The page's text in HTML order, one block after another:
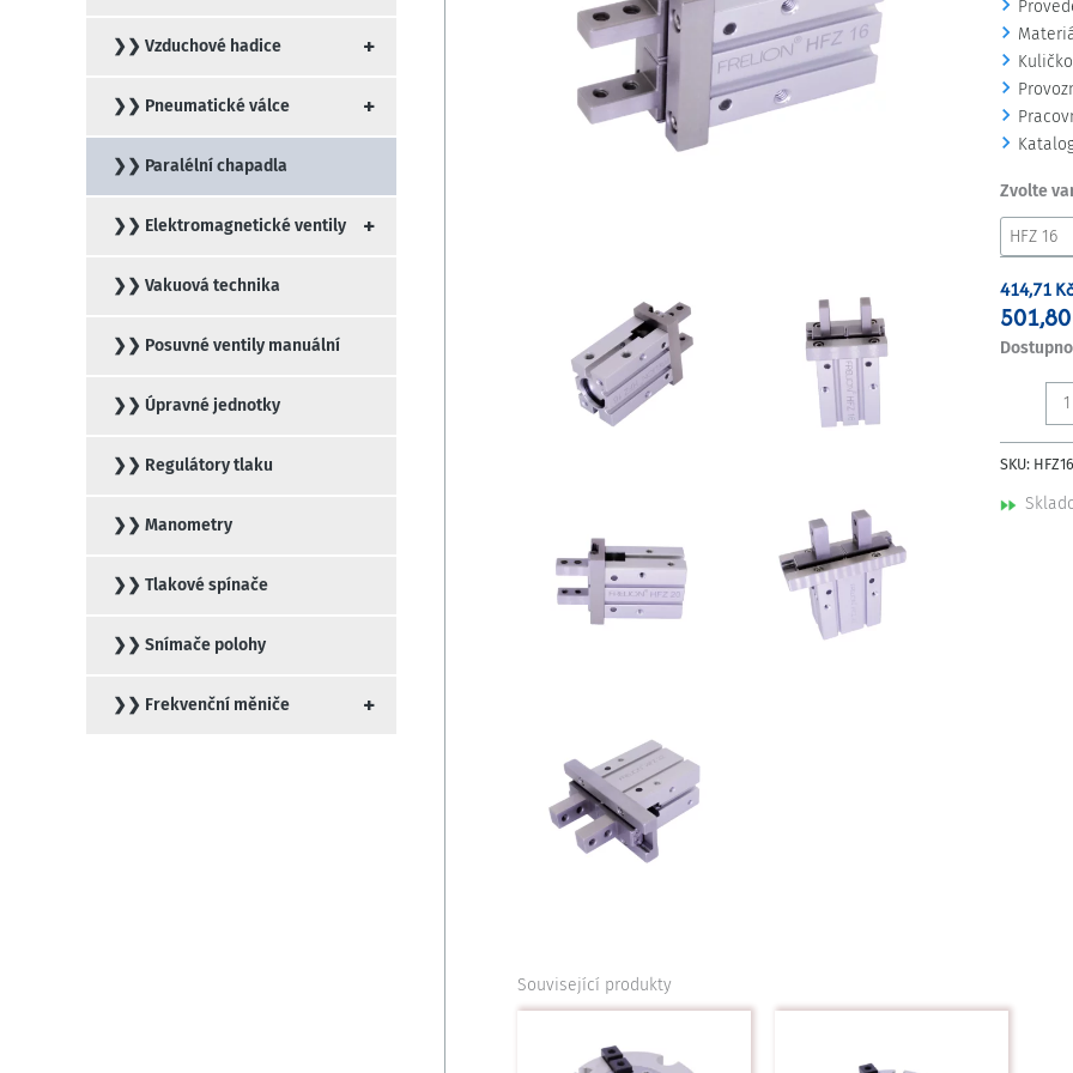
+
❯❯ Vzduchové hadice
+
❯❯ Pneumatické válce
❯❯ Paralélní chapadla
+
❯❯ Elektromagnetické ventily
❯❯ Vakuová technika
❯❯ Posuvné ventily manuální
❯❯ Úpravné jednotky
❯❯ Regulátory tlaku
❯❯ Manometry
❯❯ Tlakové spínače
❯❯ Snímače polohy
+
❯❯ Frekvenční měniče
Zvolte
414,71Kč
SKU: HFZ16
Související produkty